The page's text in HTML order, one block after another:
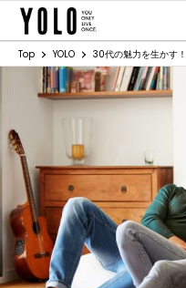
Top YOLO 30代の魅力を生かす